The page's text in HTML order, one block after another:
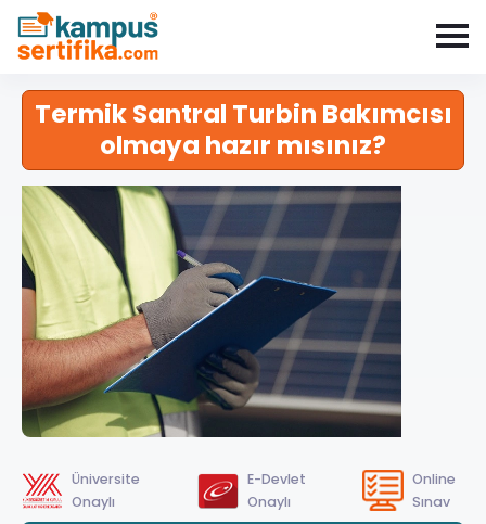
Termik Santral Turbin Bakımcısı
olmaya hazır mısınız?
Üniversite
Onaylı
E-Devlet
Onaylı
Online
Sınav